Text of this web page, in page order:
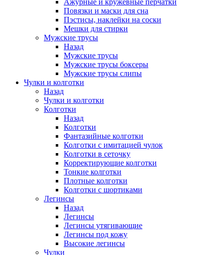
Ажурные и кружевные перчатки
Повязки и маски для сна
Пэстисы, наклейки на соски
Мешки для стирки
Мужские трусы
Назад
Мужские трусы
Мужские трусы боксеры
Мужские трусы слипы
Чулки и колготки
Назад
Чулки и колготки
Колготки
Назад
Колготки
Фантазийные колготки
Колготки с имитацией чулок
Колготки в сеточку
Корректирующие колготки
Тонкие колготки
Плотные колготки
Колготки с шортиками
Легинсы
Назад
Легинсы
Легинсы утягивающие
Легинсы под кожу
Высокие легинсы
Чулки